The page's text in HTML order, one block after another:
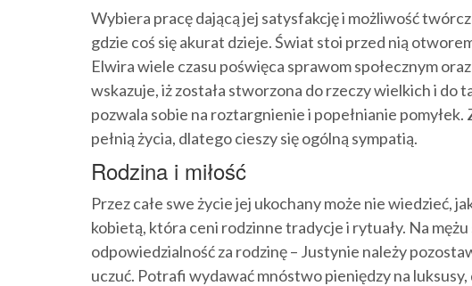
Wybiera pracę dającą jej satysfakcję i możliwość
gdzie coś się akurat dzieje. Świat stoi przed nią
Elwira wiele czasu poświęca sprawom społecznym
wskazuje, iż została stworzona do rzeczy wielkich i do
pozwala sobie na roztargnienie i popełnianie
pełnią życia, dlatego cieszy się ogólną sympatią.
Rodzina i miłość
Przez całe swe życie jej ukochany może nie wiedzieć,
kobietą, która ceni rodzinne tradycje i rytuały. Na
odpowiedzialność za rodzinę – Justynie należy
uczuć. Potrafi wydawać mnóstwo pieniędzy na